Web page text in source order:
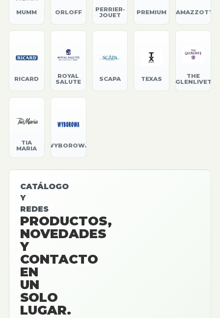
MUMM ORLOFF
PERRIER-
JOUET
PREMIUM RAMAZZOTTI
RICARD
ROYAL
SALUTE
SCAPA TEXAS
THE
GLENLIVET
TIA
MARIA
WYBOROWA
CATÁLOGO
Y
REDES
PRODUCTOS,
NOVEDADES
Y
CONTACTO
EN
UN
SOLO
LUGAR.